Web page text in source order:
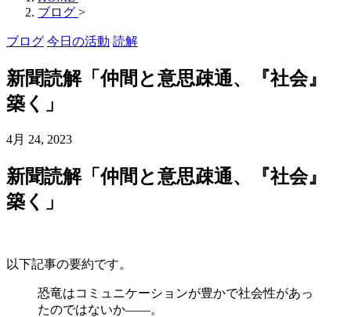
ブログ >
ブログ 今日の活動 読解
新聞読解「仲間と意思疎通、『社会』
築く」
4月 24, 2023
新聞読解「仲間と意思疎通、『社会』
築く」
以下記事の要約です。
恐竜はコミュニケーションが豊かで社会性があっ
たのではないか――。